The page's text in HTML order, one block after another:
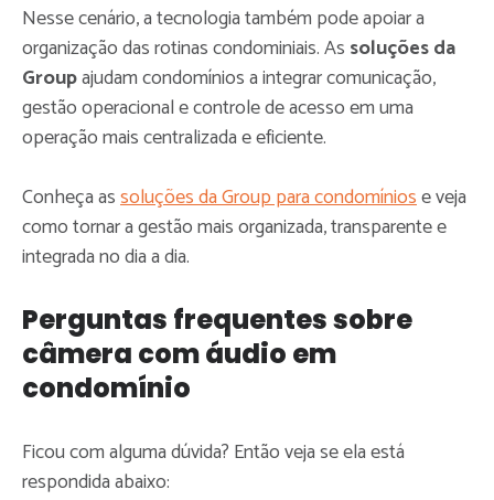
Nesse cenário, a tecnologia também pode apoiar a
organização das rotinas condominiais. As soluções da
Groupajudam condomínios a integrar comunicação,
gestão operacional e controle de acesso em uma
operação mais centralizada e eficiente.
Conheça assoluções da Group para condomíniose veja
como tornar a gestão mais organizada, transparente e
integrada no dia a dia.
Perguntas frequentes sobre
câmera com áudio em
condomínio
Ficou com alguma dúvida? Então veja se ela está
respondida abaixo: